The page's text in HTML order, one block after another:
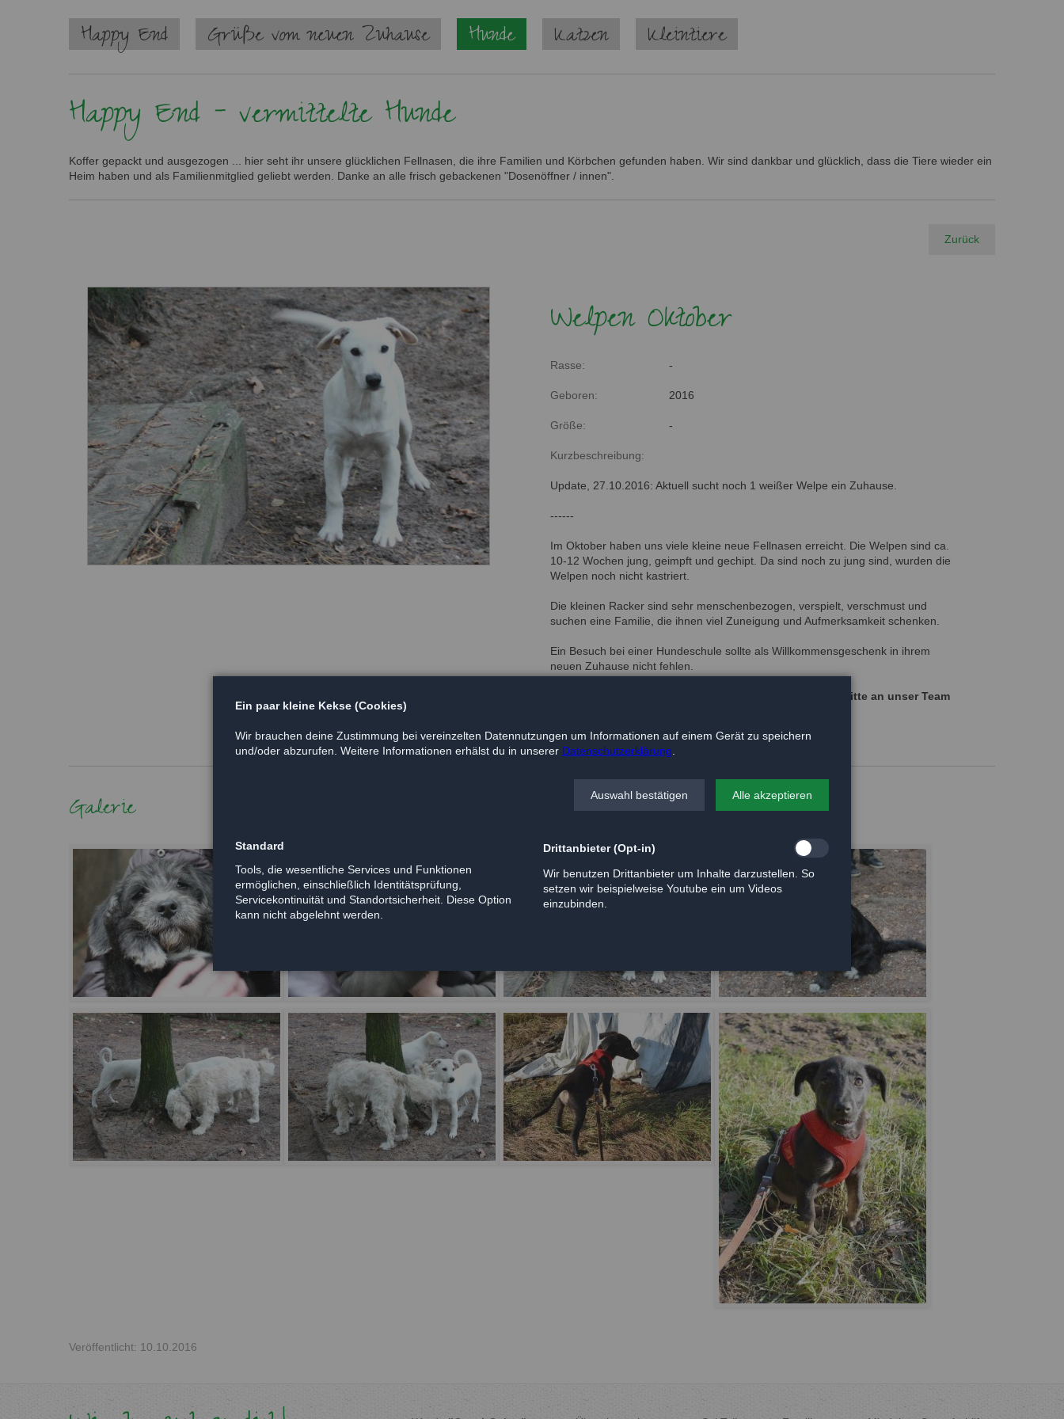
Navigation
überspringen
Happy End Grüße vom neuen Zuhause Hunde Katzen Kleintiere
Happy End - vermittelte Hunde
Koffer gepackt und ausgezogen ... hier seht ihr unsere glücklichen Fellnasen, die ihre Familien und Körbchen gefunden haben. Wir sind dankbar und glücklich, dass die Tiere wieder ein
Heim haben und als Familienmitglied geliebt werden. Danke an alle frisch gebackenen "Dosenöffner / innen".
Zurück
Welpen Oktober
Rasse: -
Geboren: 2016
Größe: -
Kurzbeschreibung:
Update, 27.10.2016: Aktuell sucht noch 1 weißer Welpe ein Zuhause.
------
Im Oktober haben uns viele kleine neue Fellnasen erreicht. Die Welpen sind ca.
10-12 Wochen jung, geimpft und gechipt. Da sind noch zu jung sind, wurden die
Welpen noch nicht kastriert.
Die kleinen Racker sind sehr menschenbezogen, verspielt, verschmust und
suchen eine Familie, die ihnen viel Zuneigung und Aufmerksamkeit schenken.
Ein Besuch bei einer Hundeschule sollte als Willkommensgeschenk in ihrem
neuen Zuhause nicht fehlen.
Bei Interesse an einem dieser Hunde wenden Sie sich bitte an unser Team
Galerie
Veröffentlicht: 10.10.2016
Ein paar kleine Kekse (Cookies)
Wir brauchen deine Zustimmung bei vereinzelten Datennutzungen um Informationen auf einem Gerät zu speichern
und/oder abzurufen. Weitere Informationen erhälst du in unserer Datenschutzerklärung.
Auswahl bestätigen Alle akzeptieren
Standard
Tools, die wesentliche Services und Funktionen
ermöglichen, einschließlich Identitätsprüfung,
Servicekontinuität und Standortsicherheit. Diese Option
kann nicht abgelehnt werden.
Drittanbieter (Opt-in)
Wir benutzen Drittanbieter um Inhalte darzustellen. So
setzen wir beispielweise Youtube ein um Videos
einzubinden.